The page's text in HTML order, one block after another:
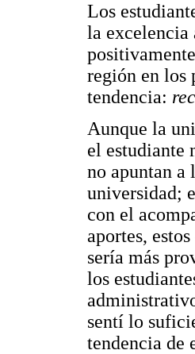
Los
la excelencia
región en los
tendencia:
Aunque la
el estudiante
no apuntan a
universidad;
con el
aportes,
sería más
los
sentí lo
tendencia de